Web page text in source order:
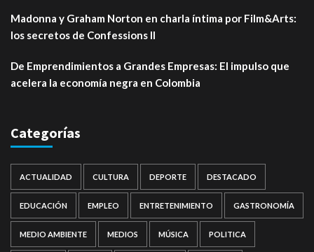
Madonna y Graham Norton en charla íntima por Film&Arts:
los secretos de Confessions II
De Emprendimientos a Grandes Empresas: El impulso que
acelera la economía negra en Colombia
Categorías
ACTUALIDAD CULTURA DEPORTE DESTACADO
EDUCACIÓN EMPLEO ENTRETENIMIENTO GASTRONOMÍA
MEDIO AMBIENTE MEDIOS MÚSICA POLITICA